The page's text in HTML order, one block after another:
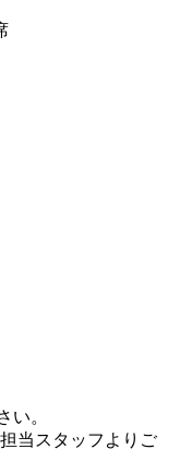
い。
当スタッフよりご